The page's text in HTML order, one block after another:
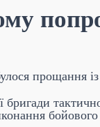
прощання